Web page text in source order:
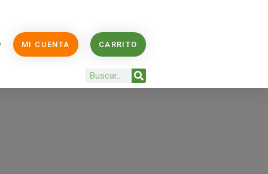
MI CUENTA CARRITO
Buscar